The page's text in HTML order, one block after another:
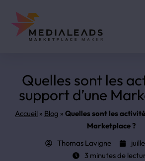
Quelles sont les
support d’une
Accueil » Blog » Quelles sont les
Marketplace ?
Thomas Lavigne
3 minutes de